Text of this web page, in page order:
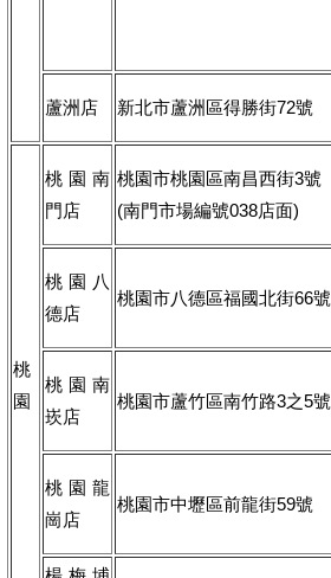
蘆洲店 新北市蘆洲區得勝街72號
桃
園
桃園南
門店
桃園市桃園區南昌西街3號
(南門市場編號038店面)
桃園八
德店
桃園市八德區福國北街66號
桃園南
崁店
桃園市蘆竹區南竹路3之5號
桃園龍
崗店
桃園市中壢區前龍街59號